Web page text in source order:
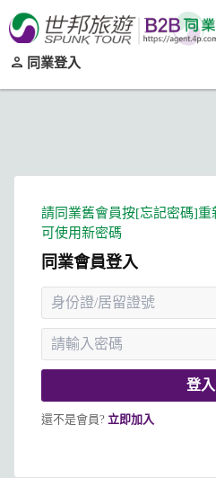
同業登入
同業會員登入
登入
還不是會員? 立即加入